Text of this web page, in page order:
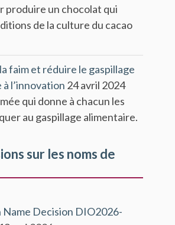
produire un chocolat qui
de la culture du cacao
faim et réduire le gaspillage
l’innovation 24 avril 2024
qui donne à chacun les
au gaspillage alimentaire.
sur les noms de
Decision DIO2026-